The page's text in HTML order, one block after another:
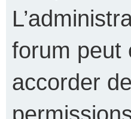
forum peut
accorder